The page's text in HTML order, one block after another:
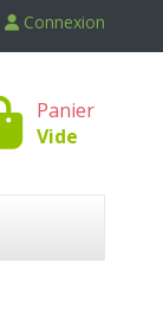
Connexion
Panier
Vide